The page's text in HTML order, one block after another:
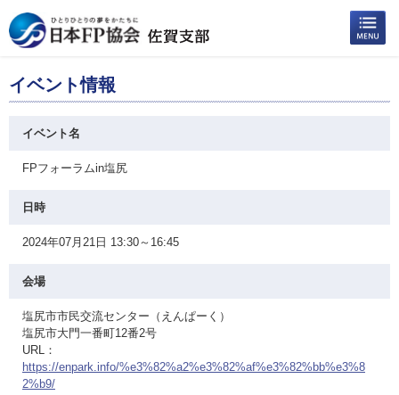
イベント情報
イベント名
FPフォーラムin塩尻
日時
2024年07月21日 13:30～16:45
会場
塩尻市市民交流センター（えんぱーく）
塩尻市大門一番町12番2号
URL：
https://enpark.info/%e3%82%a2%e3%82%af%e3%82%bb%e3%8
2%b9/